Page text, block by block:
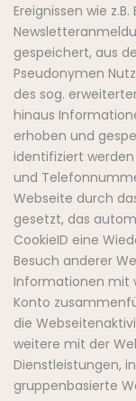
Ereignissen wie
gespeichert, aus
Pseudonymen
des sog.
hinaus
erhoben und
identifiziert werden
und
Webseite durch
gesetzt, das
CookieID eine
Besuch anderer
Informationen mit
Konto
die
weitere mit der
Dienstleistungen,
gruppenbasierte